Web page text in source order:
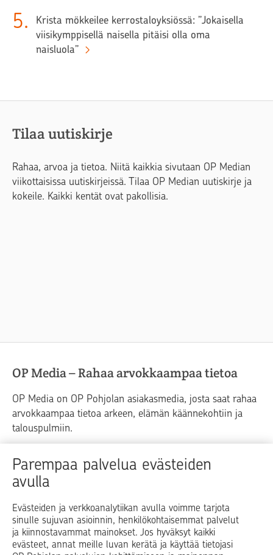
Parempaa palvelua evästeiden
avulla
Evästeiden ja verkkoanalytiikan avulla voimme tarjota
sinulle sujuvan asioinnin, henkilökohtaisemmat palvelut
ja kiinnostavammat mainokset. Jos hyväksyt kaikki
evästeet, annat meille luvan kerätä ja käyttää tietojasi
5.
Krista mökkeilee kerrostaloyksiössä: ”Jokaisella
viisikymppisellä naisella pitäisi olla oma
naisluola”
Tilaa uutiskirje
Rahaa, arvoa ja tietoa. Niitä kaikkia sivutaan OP Median
viikottaisissa uutiskirjeissä. Tilaa OP Median uutiskirje ja
kokeile. Kaikki kentät ovat pakollisia.
OP Media – Rahaa arvokkaampaa tietoa
OP Media on OP Pohjolan asiakasmedia, josta saat rahaa
arvokkaampaa tietoa arkeen, elämän käännekohtiin ja
talouspulmiin.
Raha Elämä
Yrityselämä
Blogit ja puheenvuorot
Op.fi OP Koti Pohjola Vahinkoapu
Facebook
X LinkedInInstagram